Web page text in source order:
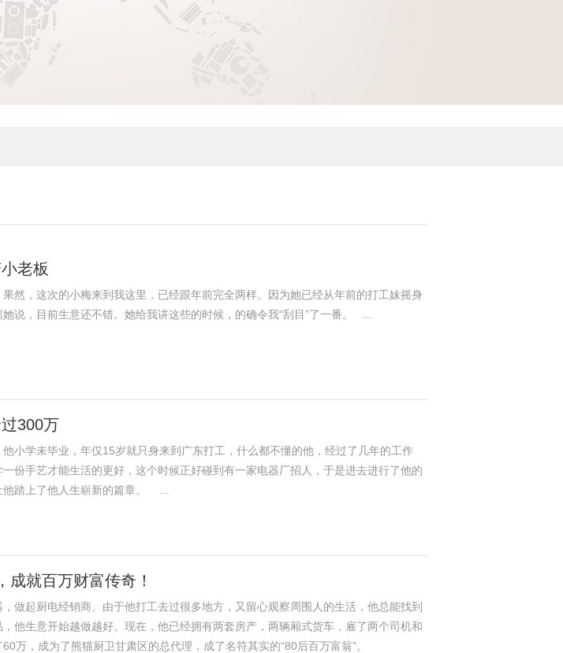
老板
然，这次的小梅来到我这里，已经跟年前完全两样。因为她已经从年前的打工妹摇身
说，目前生意还不错。她给我讲这些的时候，的确令我“刮目”了一番。 ...
300万
小学未毕业，年仅15岁就只身来到广东打工，什么都不懂的他，经过了几年的工作
份手艺才能生活的更好，这个时候正好碰到有一家电器厂招人，于是进去进行了他的
踏上了他人生崭新的篇章。 ...
成就百万财富传奇！
做起厨电经销商。由于他打工去过很多地方，又留心观察周围人的生活，他总能找到
他生意开始越做越好。现在，他已经拥有两套房产，两辆厢式货车，雇了两个司机和
万，成为了熊猫厨卫甘肃区的总代理，成了名符其实的“80后百万富翁”。